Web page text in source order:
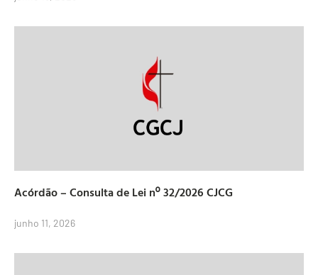
Acórdão – Consulta de Lei nº 32/2026 CJCG
junho 11, 2026